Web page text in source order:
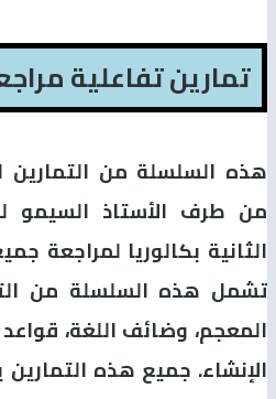
هذه السلسلة من التمارين
من طرف الأستاذ السيمو
الثانية بكالوريا لمراجعة
تشمل هذه السلسلة من
المعجم، وضائف اللغة،
الإنشاء. جميع هذه